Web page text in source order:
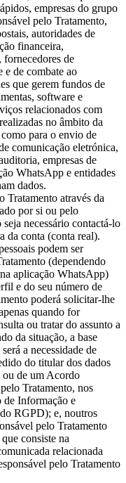
empresas do grupo
pelo Tratamento,
autoridades de
financeira,
fornecedores de
e de combate ao
que gerem fundos de
software e
relacionados com
no âmbito da
para o envio de
comunicação eletrónica,
empresas de
WhatsApp e entidades
dados.
Tratamento através da
por si ou pelo
necessário contactá-lo
da conta (conta real).
podem ser
(dependendo
aplicação WhatsApp)
e do seu número de
poderá solicitar-lhe
quando for
ou tratar do assunto a
da situação, a base
a necessidade de
do titular dos dados
ou de um Acordo
Tratamento, nos
de Informação e
RGPD); e, noutros
pelo Tratamento
consiste na
relacionada
pelo Tratamento